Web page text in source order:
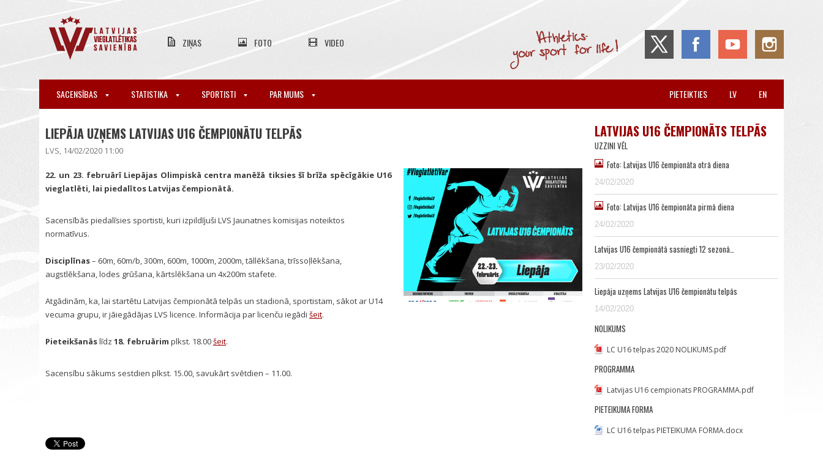
ZIŅAS FOTO VIDEO
SACENSĪBAS STATISTIKA SPORTISTI PAR MUMS EN
LV
PIETEIKTIES
LIEPĀJA UZŅEMS LATVIJAS U16 ČEMPIONĀTU TELPĀS
LVS, 14/02/2020 11:00
22. un 23. februārī Liepājas Olimpiskā centra manēžā tiksies šī brīža spēcīgākie U16
vieglatlēti, lai piedalītos Latvijas čempionātā.
Sacensībās piedalīsies sportisti, kuri izpildījuši LVS Jaunatnes komisijas noteiktos
normatīvus.
Disciplīnas– 60m, 60m/b, 300m, 600m, 1000m, 2000m, tāllēkšana, trīssoļlēkšana,
augstlēkšana, lodes grūšana, kārtslēkšana un 4x200m stafete.
Atgādinām, ka, lai startētu Latvijas čempionātā telpās un stadionā, sportistam, sākot ar U14
vecuma grupu, ir jāiegādājas LVS licence. Informācija par licenču iegādi šeit.
Pieteikšanāslīdz 18. februārim plkst. 18.00šeit.
Sacensību sākums sestdien plkst. 15.00, savukārt svētdien – 11.00.
LATVIJAS U16 ČEMPIONĀTS TELPĀS
UZZINI VĒL
Foto: Latvijas U16 čempionāta otrā diena
24/02/2020
Foto: Latvijas U16 čempionāta pirmā diena
24/02/2020
Latvijas U16 čempionātā sasniegti 12 sezonā…
23/02/2020
Liepāja uzņems Latvijas U16 čempionātu telpās
14/02/2020
NOLIKUMS
LC U16 telpas 2020 NOLIKUMS.pdf
PROGRAMMA
Latvijas U16 cempionats PROGRAMMA.pdf
PIETEIKUMA FORMA
LC U16 telpas PIETEIKUMA FORMA.docx